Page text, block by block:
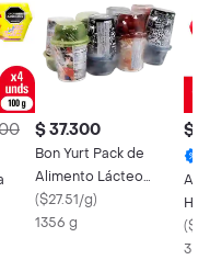
$ 37.300
Bon Yurt Pack de
Alimento Lácteo
Surtido
($27.51/g)
1356 g
$
(
3 X